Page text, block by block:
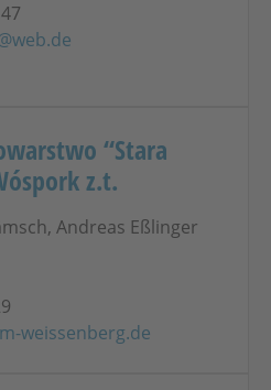
“Stara
z.t.
Andreas Eßlinger
weissenberg.de